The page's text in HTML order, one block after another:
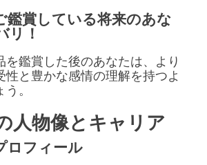
鑑賞している将来のあな
リ！
を鑑賞した後のあなたは、より
性と豊かな感情の理解を持つよ
。
人物像とキャリア
ロフィール